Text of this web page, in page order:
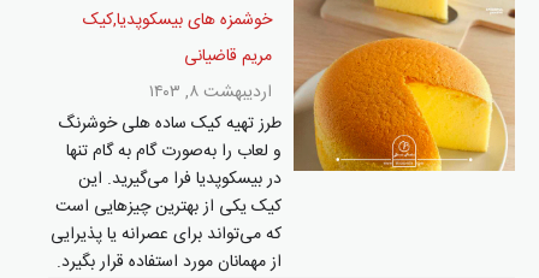
خوشمزه های بیسکوپدیا,کیک
مریم قاضیانی
اردیبهشت ۸, ۱۴۰۳
طرز تهیه کیک ساده هلی خوشرنگ
و لعاب را به‌صورت گام به گام تنها
در بیسکوپدیا فرا می‌گیرید. این
کیک یکی از بهترین چیزهایی است
که می‌تواند برای عصرانه یا پذیرایی
از مهمانان مورد استفاده قرار بگیرد.